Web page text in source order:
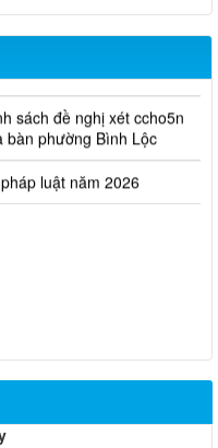
kiện dư thi vòng 2 kỳ tuyển
hợp phường Bình Lộc
sách đề nghị xét ccho5n
bàn phường Bình Lộc
luật năm 2026